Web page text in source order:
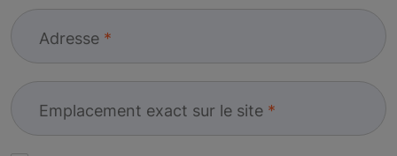
Adresse
Emplacement exact sur le site